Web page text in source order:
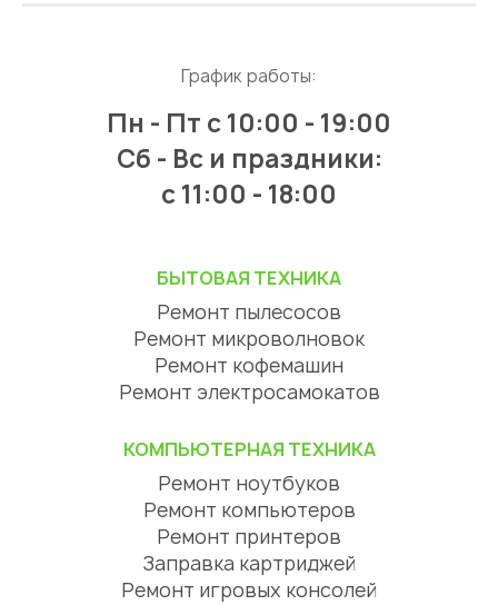
График работы:
Пн - Пт с 10:00 - 19:00
Сб - Вс и праздники:
c 11:00 - 18:00
БЫТОВАЯ ТЕХНИКА
Ремонт пылесосов
Ремонт микроволновок
Ремонт кофемашин
Ремонт электросамокатов
КОМПЬЮТЕРНАЯ ТЕХНИКА
Ремонт ноутбуков
Ремонт компьютеров
Ремонт принтеров
Заправка картриджей
Ремонт игровых консолей